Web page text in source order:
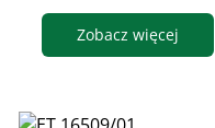
Zobacz więcej